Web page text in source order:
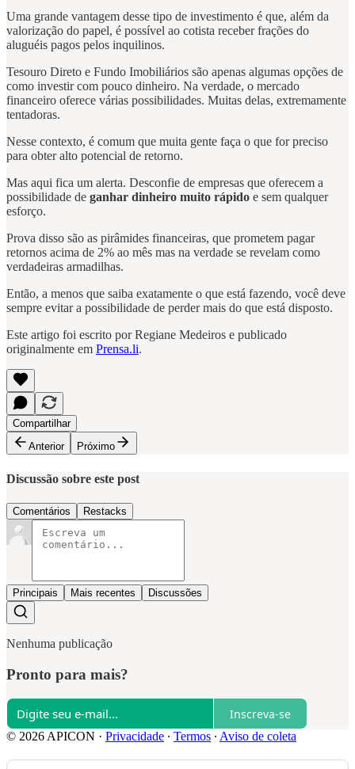
Uma grande vantagem desse tipo de investimento é que, além da
valorização do papel, é possível ao cotista receber frações do
aluguéis pagos pelos inquilinos.
Tesouro Direto e Fundo Imobiliários são apenas algumas opções de
como investir com pouco dinheiro. Na verdade, o mercado
financeiro oferece várias possibilidades. Muitas delas, extremamente
tentadoras.
Nesse contexto, é comum que muita gente faça o que for preciso
para obter alto potencial de retorno.
Mas aqui fica um alerta. Desconfie de empresas que oferecem a
possibilidade de ganhar dinheiro muito rápido e sem qualquer
esforço.
Prova disso são as pirâmides financeiras, que prometem pagar
retornos acima de 2% ao mês mas na verdade se revelam como
verdadeiras armadilhas.
Então, a menos que saiba exatamente o que está fazendo, você deve
sempre evitar a possibilidade de perder mais do que está disposto.
Este artigo foi escrito por Regiane Medeiros e publicado
originalmente em Prensa.li.
Compartilhar
Anterior
Próximo
Discussão sobre este post
Comentários Restacks
Principais Mais recentes Discussões
Nenhuma publicação
Pronto para mais?
Inscreva-se
© 2026 APICON · Privacidade ∙ Termos ∙ Aviso de coleta